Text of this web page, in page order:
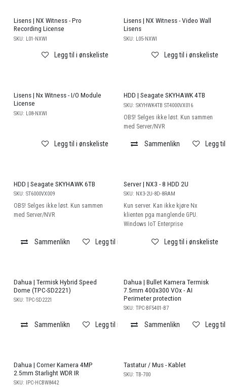
Lisens | NX Witness - Pro
Recording License
SKU: L01-NXWI
Legg til i ønskeliste
Lisens | NX Witness - Video Wall
Lisens
SKU: L05-NXWI
Legg til i ønskeliste
Lisens | Nx Witness - I/O Module
License
SKU: L08-NXWI
Legg til i ønskeliste
HDD | Seagate SKYHAWK 4TB
SKU: SKYHWK4TB ST4000VX016
OBS! Selges ikke løst. Kun sammen
med Server/NVR
Sammenlikn Legg
HDD | Seagate SKYHAWK 6TB
SKU: ST6000VX009
OBS! Selges ikke løst. Kun sammen
med Server/NVR
Sammenlikn Legg til i ønskeliste
Server | NX3 - 8 HDD 2U
SKU: NX3-2U-8D-8RAM
Kun server. Kan ikke kjøre Nx
klienten pga manglende GPU.
Windows IoT Enterprise
Legg til i ønskeliste
Salg
Dahua | Termisk Hybrid Speed
Dome (TPC-SD2221)
SKU: TPC-SD2221
Sammenlikn Legg til i ønskeliste
Dahua | Bullet Kamera Termisk
7.5mm 400x300 VOx - AI
Perimeter protection
SKU: TPC-BF5401-B7
Sammenlikn Legg
Dahua | Corner Kamera 4MP
2.5mm Starlight WDR IR
SKU: IPC-HCBW8442
Tastatur / Mus - Kablet
SKU: TB-700